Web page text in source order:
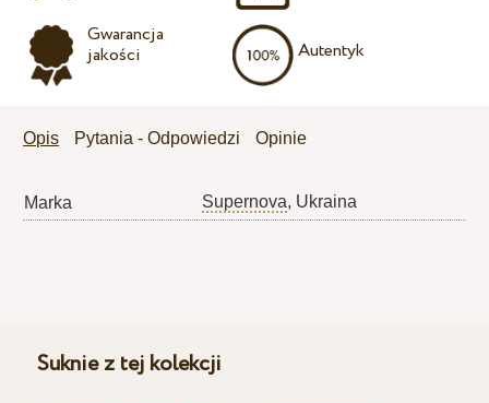
Gwarancja
jakości
Autentyk
Opis Pytania - Odpowiedzi Opinie
Marka Supernova, Ukraina
Suknie z tej kolekcji